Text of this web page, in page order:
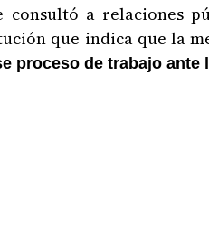
a relaciones
que indica que la
proceso de trabajo ante